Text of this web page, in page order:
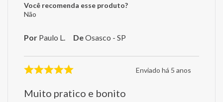
Você recomenda esse produto?
Não
Por Paulo L. DeOsasco - SP
Enviado há 5 anos
Muito pratico e bonito